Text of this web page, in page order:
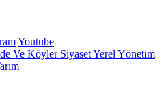
Youtube
Ve KöylerSiyasetYerel Yönetim